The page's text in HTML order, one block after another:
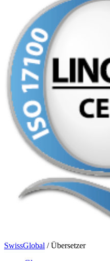
SwissGlobal /Übersetzer